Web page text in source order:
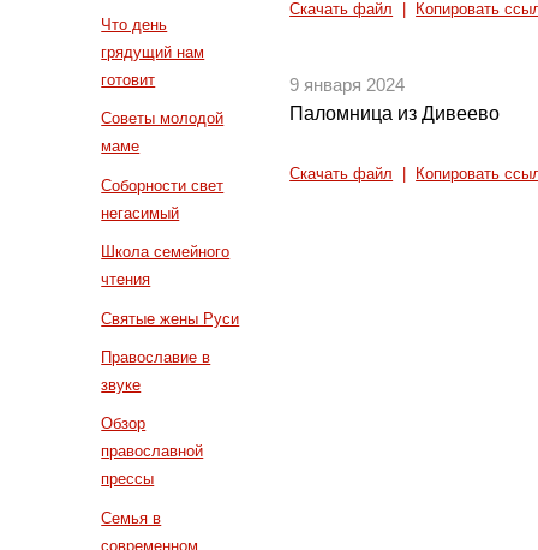
Что день
грядущий нам
готовит
Советы молодой
маме
Соборности свет
негасимый
Школа семейного
чтения
Святые жены Руси
Православие в
звуке
Обзор
православной
прессы
Семья в
современном
Скачать файл Копировать
9 января 2024
Паломница из Дивеево
Скачать файл Копировать